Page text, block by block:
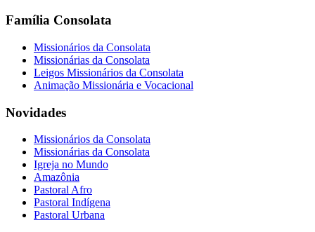
Família Consolata
Missionários da Consolata
Missionárias da Consolata
Leigos Missionários da Consolata
Animação Missionária e Vocacional
Novidades
Missionários da Consolata
Missionárias da Consolata
Igreja no Mundo
Amazônia
Pastoral Afro
Pastoral Indígena
Pastoral Urbana